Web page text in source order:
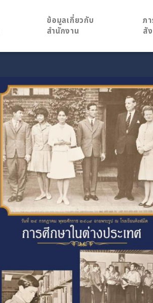
ข้อมูลเกี่ยวกับ
สำนักงาน
ภ
สั